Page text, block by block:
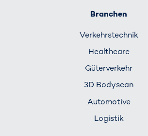
Branchen
Verkehrs­technik
Healthcare
Güterverkehr
3D Bodyscan
Automotive
Logistik